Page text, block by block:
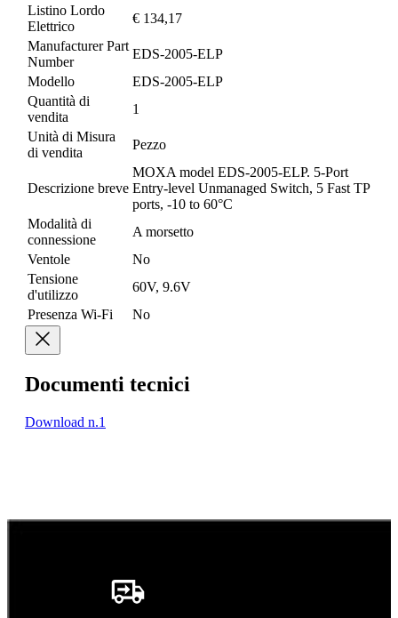
Listino Lordo
Elettrico
€ 134,17
Manufacturer Part
Number
EDS-2005-ELP
Modello
EDS-2005-ELP
Quantità di
vendita
1
Unità di Misura
di vendita
Pezzo
Descrizione breve
MOXA model EDS-2005-ELP. 5-Port
Entry-level Unmanaged Switch, 5 Fast TP
ports, -10 to 60°C
Modalità di
connessione
A morsetto
Ventole
No
Tensione
d'utilizzo
60V, 9.6V
Presenza Wi-Fi
No
Documenti tecnici
Download n.1